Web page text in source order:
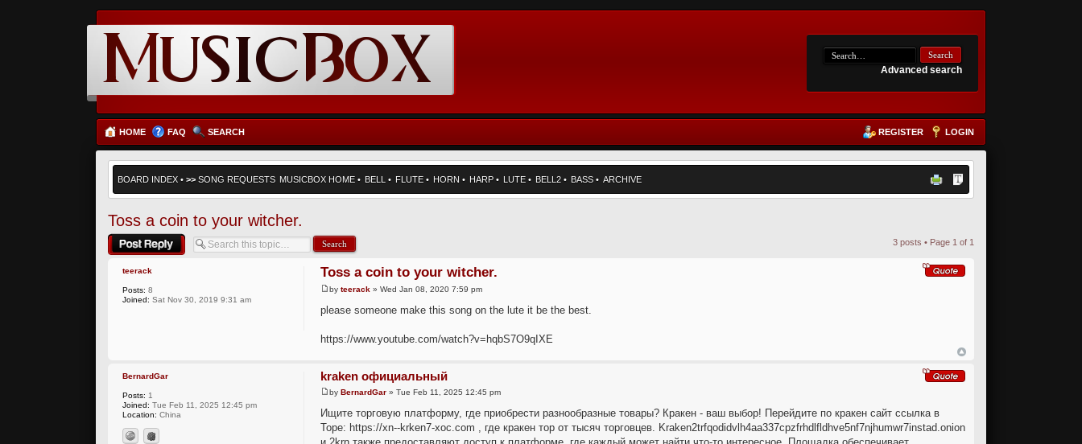
Advanced search
HOME FAQ SEARCH REGISTER LOGIN
BOARD INDEX •>> SONG REQUESTS MUSICBOX HOME • BELL • FLUTE • HORN • HARP • LUTE • BELL2 • BASS • ARCHIVE
Toss a coin to your witcher.
Post a reply 3 posts • Page 1 of 1
Toss a coin to your witcher.
by teerack» Wed Jan 08, 2020 7:59 pm
please someone make this song on the lute it be the best.
https://www.youtube.com/watch?v=hqbS7O9qIXE
teerack
Posts: 8
Joined: Sat Nov 30, 2019 9:31 am
kraken официальный
by BernardGar» Tue Feb 11, 2025 12:45 pm
Ищите торговую платформу, где приобрести разнообразные товары? Кракен - ваш выбор! Перейдите по кракен сайт ссылка в
Торе: https://xn--krken7-xoc.com , где кракен тор от тысяч торговцев. Kraken2trfqodidvlh4aa337cpzfrhdlfldhve5nf7njhumwr7instad.onion
BernardGar
Posts: 1
Joined: Tue Feb 11, 2025 12:45 pm
Location: China